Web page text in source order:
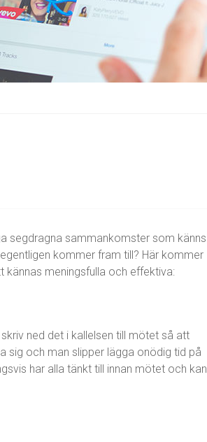
segdragna sammankomster som känns
kommer fram till? Här kommer
meningsfulla och effektiva:
ned det i kallelsen till mötet så att
sig och man slipper lägga onödig tid på
har alla tänkt till innan mötet och kan